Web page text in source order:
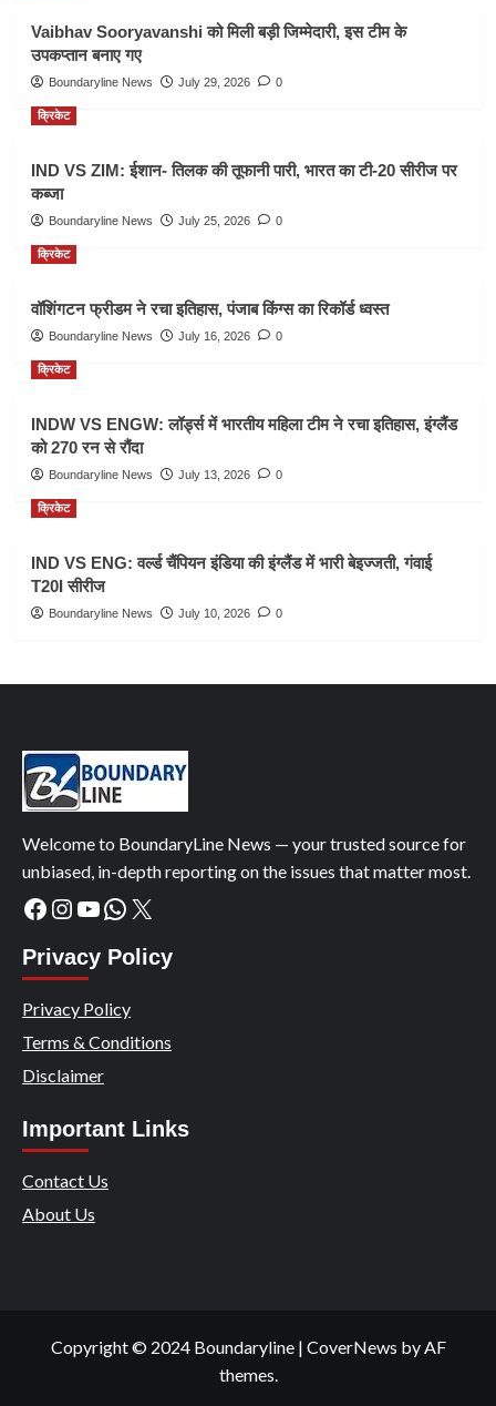
Vaibhav Sooryavanshi को मिली बड़ी जिम्मेदारी, इस टीम के
उपकप्तान बनाए गए
Boundaryline News July 29, 2026 0
क्रिकेट
IND VS ZIM: ईशान- तिलक की तूफानी पारी, भारत का टी-20 सीरीज पर
कब्जा
Boundaryline News July 25, 2026 0
क्रिकेट
वॉशिंगटन फ्रीडम ने रचा इतिहास, पंजाब किंग्स का रिकॉर्ड ध्वस्त
Boundaryline News July 16, 2026 0
क्रिकेट
INDW VS ENGW: लॉर्ड्स में भारतीय महिला टीम ने रचा इतिहास, इंग्लैंड
को 270 रन से रौंदा
Boundaryline News July 13, 2026 0
क्रिकेट
IND VS ENG: वर्ल्ड चैंपियन इंडिया की इंग्लैंड में भारी बेइज्जती, गंवाई
T20I सीरीज
Boundaryline News July 10, 2026 0
Welcome to BoundaryLine News — your trusted source for
unbiased, in-depth reporting on the issues that matter most.
Facebook
Instagram
YouTube
WhatsApp
X
Privacy Policy
Privacy Policy
Terms & Conditions
Disclaimer
Important Links
Contact Us
About Us
Copyright © 2024 Boundaryline | CoverNews by AF
themes.